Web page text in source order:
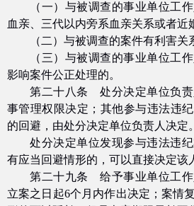
（一）与被调查的事业单位工
血亲、三代以内旁系血亲关系或者近
（二）与被调查的案件有利害关
（三）与被调查的事业单位工
影响案件公正处理的。
第二十八条 处分决定单位负责
事管理权限决定；其他参与违法违
的回避，由处分决定单位负责人决定。
处分决定单位发现参与违法违
有应当回避情形的，可以直接决定该
第二十九条 给予事业单位工
立案之日起6个月内作出决定；案情